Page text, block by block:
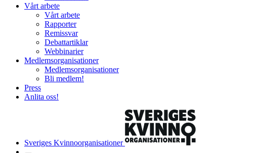
Vårt arbete
Vårt arbete
Rapporter
Remissvar
Debattartiklar
Webbinarier
Medlemsorganisationer
Medlemsorganisationer
Bli medlem!
Press
Anlita oss!
Sveriges Kvinnoorganisationer